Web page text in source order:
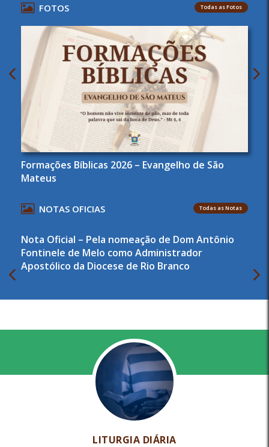
FOTOS Todas as Fotos
Formações Bíblicas 2026 – Evangelho de São
Mateus
NOTAS OFICIAS Todas as Notas
Nota Oficial – Pela nomeação de Dom Antônio
Fontinele de Melo como Administrador
Apostólico da Diocese de Rio Branco
LITURGIA DIÁRIA